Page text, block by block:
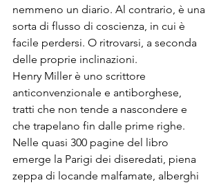
nemmeno un diario. Al contrario, è una
sorta di flusso di coscienza, in cui è
facile perdersi. O ritrovarsi, a seconda
delle proprie inclinazioni.
Henry Miller è uno scrittore
anticonvenzionale e antiborghese,
tratti che non tende a nascondere e
che trapelano fin dalle prime righe.
Nelle quasi 300 pagine del libro
emerge la Parigi dei diseredati, piena
zeppa di locande malfamate, alberghi